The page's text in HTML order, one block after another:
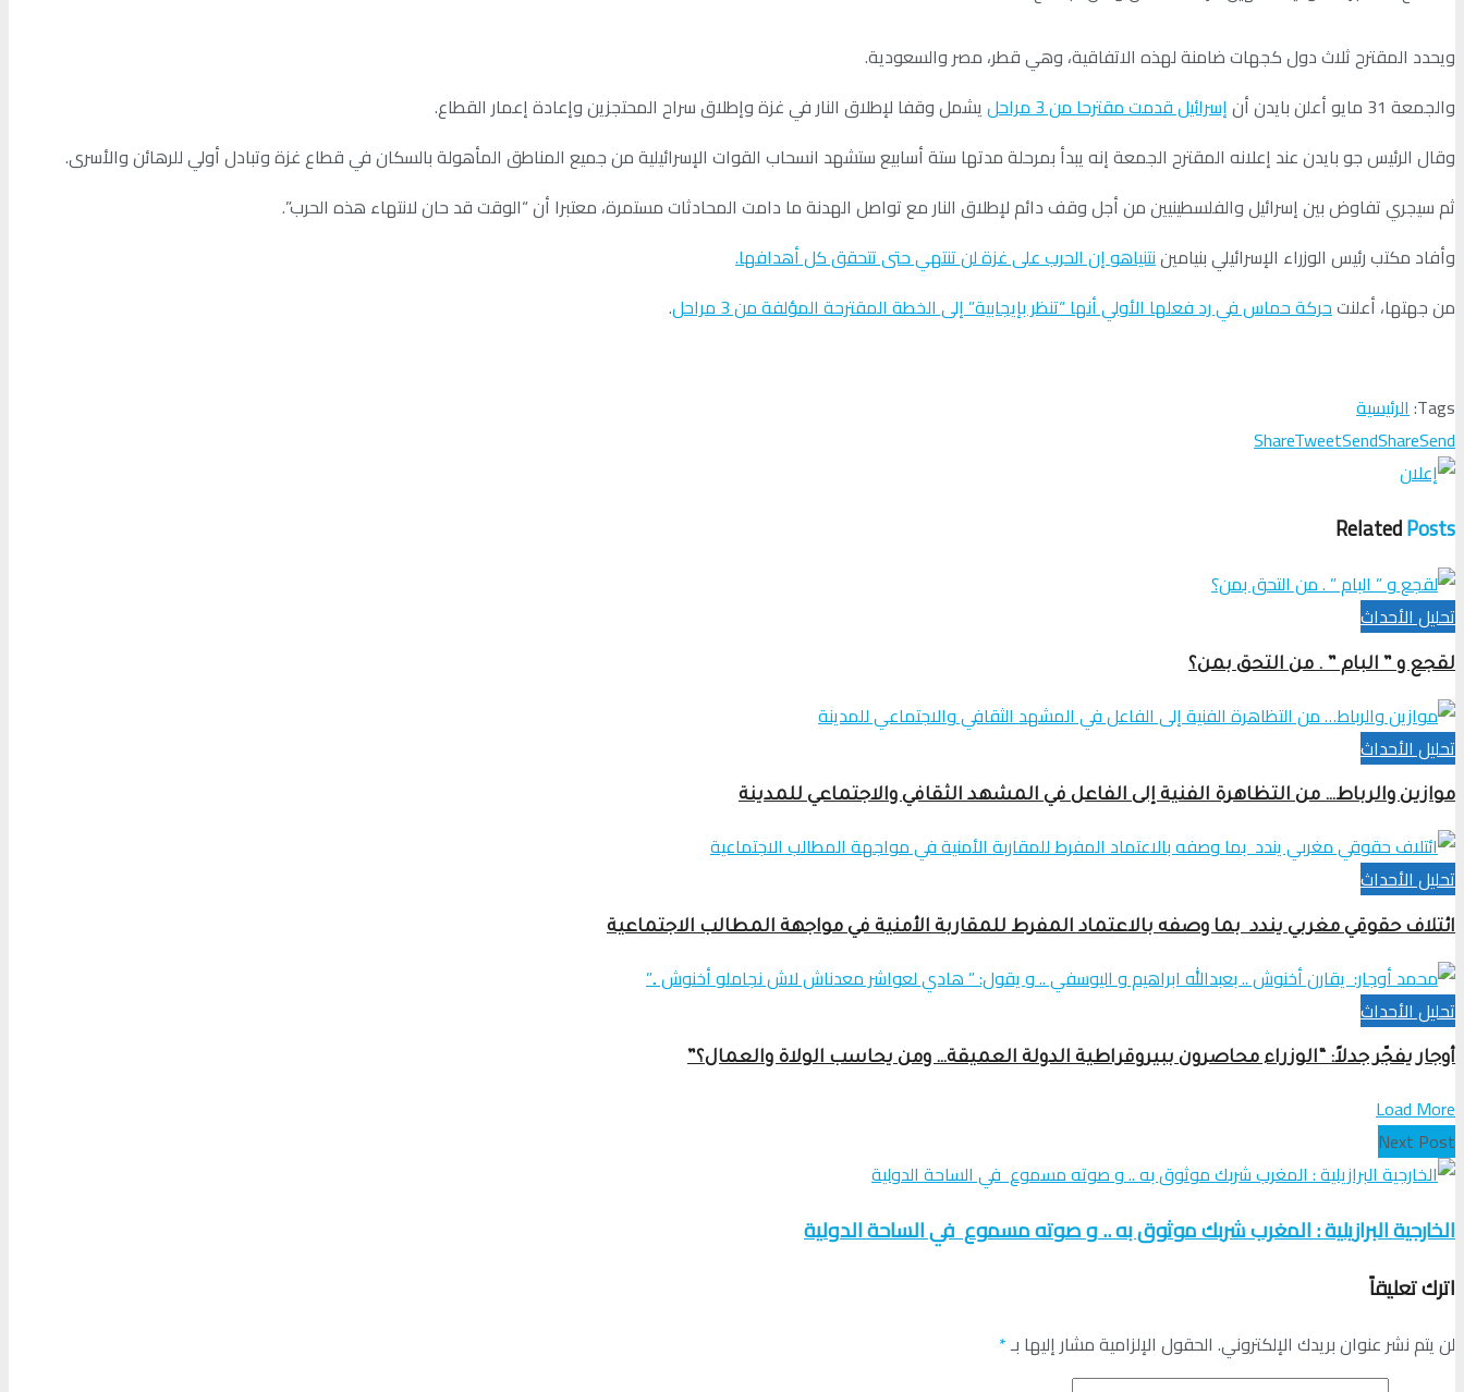
ويحدد المقترح ثلاث دول كجهات ضامنة لهذه الاتفاقية، وهي قطر، مصر والسعودية.
والجمعة 31 مايو أعلن بايدن أن
إسرائيل قدمت مقترحا من 3 مراحل
يشمل وقفا لإطلاق النار في غزة وإطلاق سراح المحتجزين وإعادة إعمار القطاع.
وقال الرئيس جو بايدن عند إعلانه المقترح الجمعة إنه يبدأ بمرحلة مدتها ستة أسابيع ستشهد انسحاب القوات الإسرائيلية من جميع المناطق المأهولة بالسكان في قطاع غزة وتبادل أولي للرهائن والأسرى.
ثم سيجري تفاوض بين إسرائيل والفلسطينيين من أجل وقف دائم لإطلاق النار مع تواصل الهدنة ما دامت المحادثات مستمرة، معتبرا أن “الوقت قد حان لانتهاء هذه الحرب”.
وأفاد مكتب رئيس الوزراء الإسرائيلي بنياميننتنياهو إن الحرب على غزة لن تنتهي حتى تتحقق كل أهدافها.
من جهتها، أعلنتحركة حماس في رد فعلها الأولي أنها “تنظر بإيجابية” إلى الخطة المقترحة المؤلفة من 3 مراحل .
Tags: الرئيسية
ShareTweetSendShareSend
RelatedPosts
تحلیل الأحداث
لقجع و ” البام ” . من التحق بمن؟
تحلیل الأحداث
موازين والرباط… من التظاهرة الفنية إلى الفاعل في المشهد الثقافي والاجتماعي للمدينة
تحلیل الأحداث
ائتلاف حقوقي مغربي يندد بما وصفه بالاعتماد المفرط للمقاربة الأمنية في مواجهة المطالب الاجتماعية
تحلیل الأحداث
أوجار يفجّر جدلاً: “الوزراء محاصرون ببيروقراطية الدولة العميقة… ومن يحاسب الولاة والعمال؟”
Load More
Next Post
الخارجية البرازيلية : المغرب شربك موثوق به .. و صوته مسموع في الساحة الدولية
اترك تعليقاً
لن يتم نشر عنوان بريدك الإلكتروني. الحقول الإلزامية مشار إليها بـ*